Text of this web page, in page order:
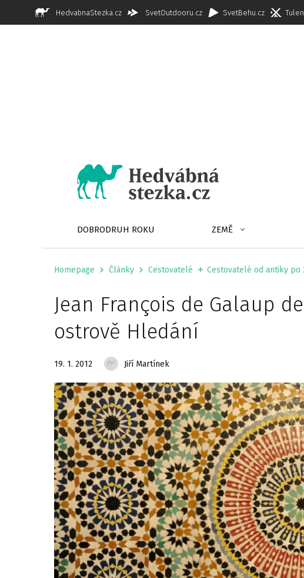
HedvabnaStezka.cz SvetOutdooru.cz SvetBehu.cz
DOBRODRUH ROKU ZEMĚ
Homepage Články Cestovatelé Cestovatelé od antiky po
Jean François de Galaup
ostrově Hledání
19. 1. 2012 Jiří Martínek